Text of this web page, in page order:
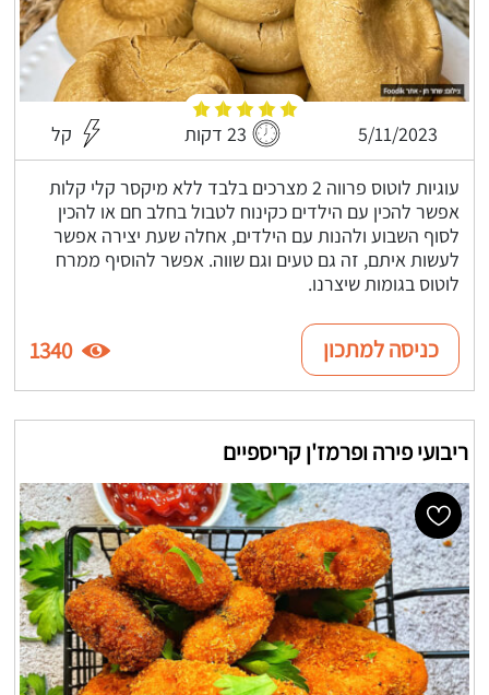
5/11/2023 23 דקות קל
עוגיות לוטוס פרווה 2 מצרכים בלבד ללא מיקסר קלי קלות
אפשר להכין עם הילדים כקינוח לטבול בחלב חם או להכין
לסוף השבוע ולהנות עם הילדים, אחלה שעת יצירה אפשר
לעשות איתם, זה גם טעים וגם שווה. אפשר להוסיף ממרח
לוטוס בגומות שיצרנו.
כניסה למתכון 1340
ריבועי פירה ופרמז'ן קריספיים